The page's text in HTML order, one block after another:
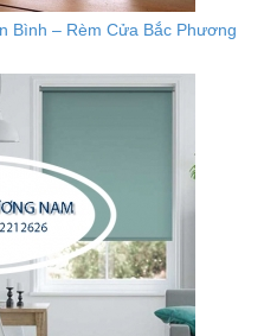
Bình – Rèm Cửa Bắc Phương